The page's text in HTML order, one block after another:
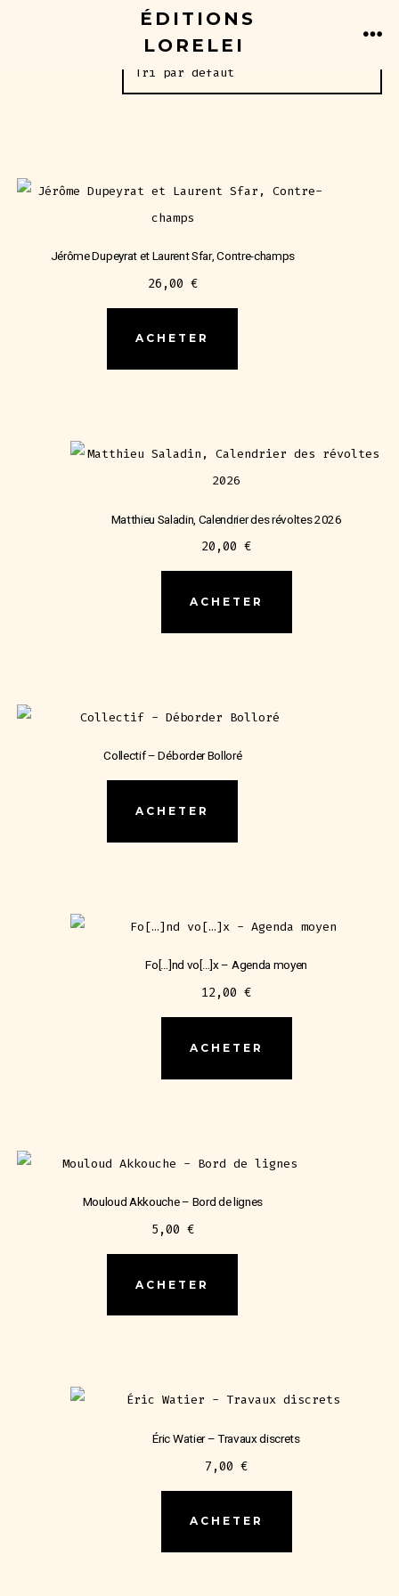
ÉDITIONS
LORELEI
6 résultats affichés
Jérôme Dupeyrat et Laurent Sfar, Contre-champs
26,00 €
ACHETER
Matthieu Saladin, Calendrier des révoltes 2026
20,00€
ACHETER
Collectif – Déborder Bolloré
ACHETER
Fo[…]nd vo[…]x – Agenda moyen
12,00€
ACHETER
Mouloud Akkouche – Bord de lignes
5,00 €
ACHETER
Éric Watier – Travaux discrets
7,00€
ACHETER